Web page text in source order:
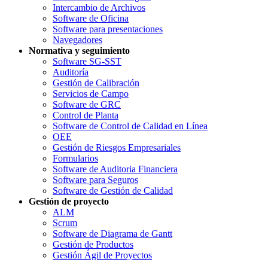
Intercambio de Archivos
Software de Oficina
Software para presentaciones
Navegadores
Normativa y seguimiento
Software SG-SST
Auditoría
Gestión de Calibración
Servicios de Campo
Software de GRC
Control de Planta
Software de Control de Calidad en Línea
OEE
Gestión de Riesgos Empresariales
Formularios
Software de Auditoria Financiera
Software para Seguros
Software de Gestión de Calidad
Gestión de proyecto
ALM
Scrum
Software de Diagrama de Gantt
Gestión de Productos
Gestión Ágil de Proyectos